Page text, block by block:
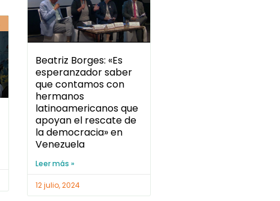
Beatriz Borges: «Es
esperanzador saber
que contamos con
hermanos
latinoamericanos que
apoyan el rescate de
la democracia» en
Venezuela
Leer más »
12 julio, 2024